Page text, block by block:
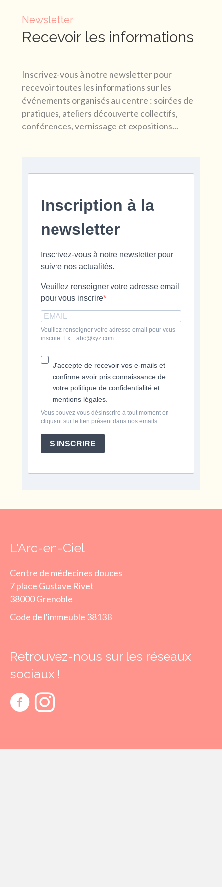
Newsletter
Recevoir les informations
Inscrivez-vous à notre newsletter pour
recevoir toutes les informations sur les
événements organisés au centre : soirées de
pratiques, ateliers découverte collectifs,
conférences, vernissage et expositions...
Inscription à la
newsletter
Inscrivez-vous à notre newsletter pour
suivre nos actualités.
Veuillez renseigner votre adresse email
pour vous inscrire
Veuillez renseigner votre adresse email pour vous
inscrire. Ex. : abc@xyz.com
J'accepte de recevoir vos e-mails et
confirme avoir pris connaissance de
votre politique de confidentialité et
mentions légales.
Vous pouvez vous désinscrire à tout moment en
cliquant sur le lien présent dans nos emails.
S'INSCRIRE
L'Arc-en-Ciel
Centre de médecines douces
7 place Gustave Rivet
38000 Grenoble
Code de l'immeuble 3813B
Retrouvez-nous sur les réseaux
sociaux !